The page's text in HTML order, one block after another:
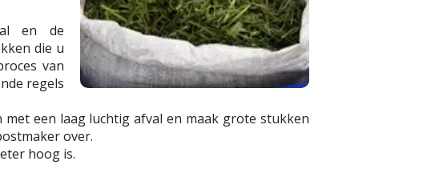
en de
die u
van
regels
een laag luchtig afval en maak grote stukken
over.
hoog is.